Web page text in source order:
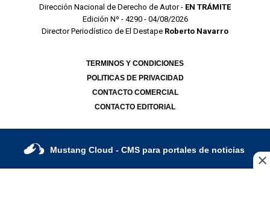
Dirección Nacional de Derecho de Autor - EN TRÁMITE
Edición Nº - 4290 - 04/08/2026
Director Periodístico de El Destape Roberto Navarro
TERMINOS Y CONDICIONES
POLITICAS DE PRIVACIDAD
CONTACTO COMERCIAL
CONTACTO EDITORIAL
Mustang Cloud - CMS para portales de noticias